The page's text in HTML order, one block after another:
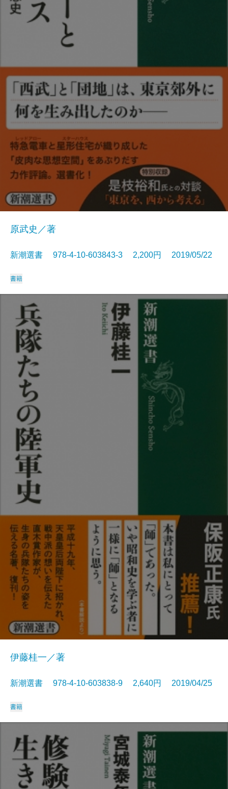
原武史／著
新潮選書 978-4-10-603843-3 2,200円 2019/05/22
書籍
伊藤桂一／著
新潮選書 978-4-10-603838-9 2,640円 2019/04/25
書籍